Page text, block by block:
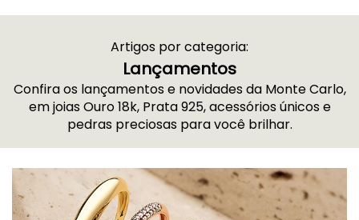
Artigos por categoria:
Lançamentos
Confira os lançamentos e novidades da Monte Carlo,
em joias Ouro 18k, Prata 925, acessórios únicos e
pedras preciosas para você brilhar.